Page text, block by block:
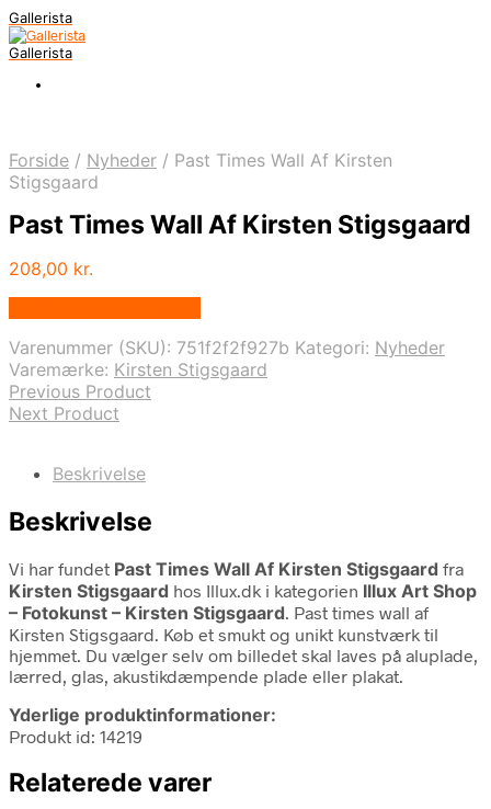
Gallerista
Gallerista
Forside / Nyheder / Past Times Wall Af Kirsten
Stigsgaard
Past Times Wall Af Kirsten Stigsgaard
208,00 kr.
Varenummer (SKU): 751f2f2f927b Kategori: Nyheder
Varemærke: Kirsten Stigsgaard
Previous Product
Next Product
Beskrivelse
Beskrivelse
Vi har fundet Past Times Wall Af Kirsten Stigsgaard fra
Kirsten Stigsgaard hos Illux.dk i kategorien Illux Art Shop
– Fotokunst – Kirsten Stigsgaard. Past times wall af
Kirsten Stigsgaard. Køb et smukt og unikt kunstværk til
hjemmet. Du vælger selv om billedet skal laves på aluplade,
lærred, glas, akustikdæmpende plade eller plakat.
Yderlige produktinformationer:
Produkt id: 14219
Relaterede varer